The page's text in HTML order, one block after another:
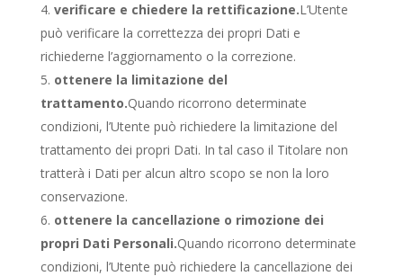
verificare e chiedere la rettificazione.L’Utente
può verificare la correttezza dei propri Dati e
richiederne l’aggiornamento o la correzione.
ottenere la limitazione del
trattamento.Quando ricorrono determinate
condizioni, l’Utente può richiedere la limitazione del
trattamento dei propri Dati. In tal caso il Titolare non
tratterà i Dati per alcun altro scopo se non la loro
conservazione.
ottenere la cancellazione o rimozione dei
propri Dati Personali.Quando ricorrono determinate
condizioni, l’Utente può richiedere la cancellazione dei